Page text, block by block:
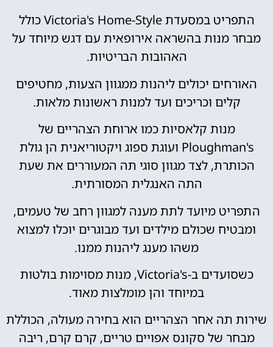
התפריט במסעדת Victoria's Home-Style כולל
מבחר מנות בהשראה אירופאית עם דגש מיוחד על
האהובות הבריטיות.
האורחים יכולים ליהנות ממגוון הצעות, מחטיפים
קלים וכריכים ועד למנות ראשונות מלאות.
מנות קלאסיות כמו ארוחת הצהריים של
Ploughman's ועוגת ספוג ויקטוריאנית הן גולת
הכותרת, לצד מגוון סוגי תה המעוררים את שעת
התה האנגלית המסורתית.
התפריט מיועד לתת מענה למגוון רחב של טעמים,
ומבטיח שכולם מילדים ועד מבוגרים יוכלו למצוא
משהו מענג ליהנות ממנו.
כשסועדים ב-Victoria's, מנות מסוימות בולטות
במיוחד והן מומלצות מאוד.
שירות תה אחר הצהריים הוא בחירה מעולה, הכוללת
מבחר של סקונס אפויים טריים, קרם קרם, ריבה